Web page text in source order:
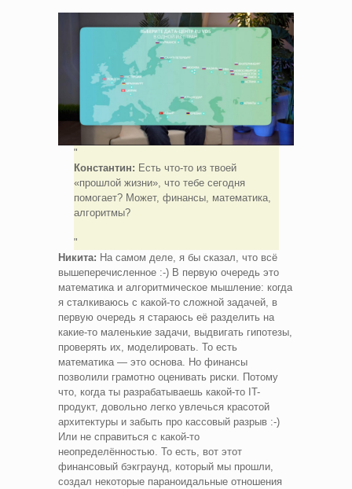
Константин: Есть что-то из твоей
«прошлой жизни», что тебе сегодня
помогает? Может, финансы, математика,
алгоритмы?
Никита: На самом деле, я бы сказал, что всё
вышеперечисленное :-) В первую очередь это
математика и алгоритмическое мышление: когда
я сталкиваюсь с какой-то сложной задачей, в
первую очередь я стараюсь её разделить на
какие-то маленькие задачи, выдвигать гипотезы,
проверять их, моделировать. То есть
математика — это основа. Но финансы
позволили грамотно оценивать риски. Потому
что, когда ты разрабатываешь какой-то IT-
продукт, довольно легко увлечься красотой
архитектуры и забыть про кассовый разрыв :-)
Или не справиться с какой-то
неопределённостью. То есть, вот этот
финансовый бэкграунд, который мы прошли,
создал некоторые параноидальные отношения